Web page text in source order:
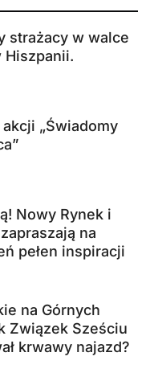
strażacy w walce
Hiszpanii.
akcji „Świadomy
Nowy Rynek i
na
pełen inspiracji
na Górnych
Związek Sześciu
krwawy najazd?